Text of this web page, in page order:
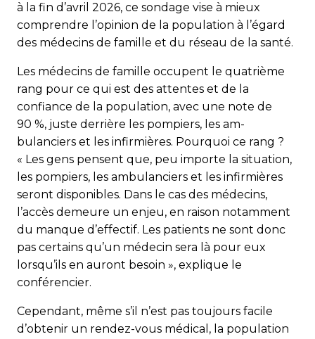
à la fin d’avril 2026, ce sondage vise à mieux
comprendre l’opinion de la population à l’égard
des médecins de famille et du réseau de la santé.
Les médecins de famille occupent le quatrième
rang pour ce qui est des attentes et de la
confiance de la population, avec une note de
90 %, juste derrière les pompiers, les am­
bulanciers et les infirmières. Pourquoi ce rang ?
« Les gens pensent que, peu importe la situation,
les pompiers, les ambulanciers et les infirmières
seront disponibles. Dans le cas des médecins,
l’accès demeure un enjeu, en raison notamment
du manque d’effectif. Les patients ne sont donc
pas certains qu’un médecin sera là pour eux
lorsqu’ils en auront besoin », explique le
conférencier.
Cependant, même s’il n’est pas toujours facile
d’obtenir un rendez-vous médical, la population